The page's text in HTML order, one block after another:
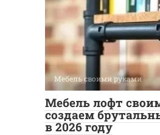
Мебель своими руками
Мебель лофт
создаем
в 2026 году